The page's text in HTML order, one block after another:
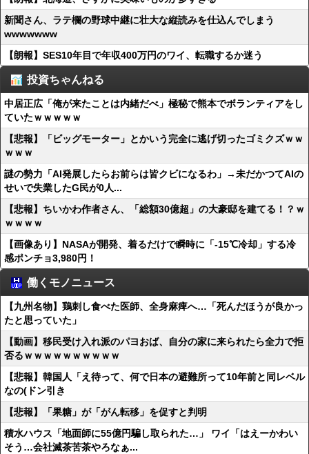
新聞さん、ラテ欄の野球中継に壮大な縦読みを仕込んでしまう
wwwwwww
【朗報】SES10年目で年収400万円のワイ、転職するか迷う
投資ちゃんねる
中居正広「俺が来たことは内緒だべ」極秘で熊本でボランティアをし
ていたｗｗｗｗｗ
【悲報】「ビッグモーター」とかいう完全に逃げ切ったゴミクズｗｗ
ｗｗｗ
謎の勢力「AI発展したらお前らは皆クビになるわ」→未だかつてAIの
せいで失業したG民が0人...
【悲報】ちいかわ作者さん、「総額30億超」の大豪邸を建てる！？ｗ
ｗｗｗｗ
【画像あり】NASAが開発、着るだけで瞬時に「-15℃冷却」する冷
感ポンチョ3,980円！
働くモノニュース
【九州名物】鶏刺し食べた医師、全身麻痺へ…「死んだほうが良かっ
たと思っていた」
【動画】移民受け入れ派のパヨおば、自分の家に来られたら全力で拒
否るｗｗｗｗｗｗｗｗｗｗ
【悲報】韓国人「え待って、何で日本の避難所って10年前と同レベル
なの(ドン引き
【悲報】「果糖」が「がん転移」を促すと判明
積水ハウス「地面師に55億円騙し取られた…」 ワイ「はえーかわい
そう…会社滅茶苦茶やろなぁ...